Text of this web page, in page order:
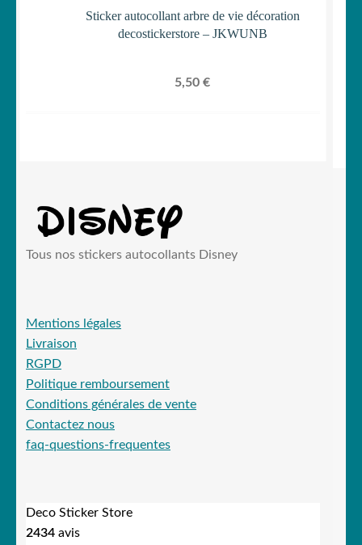
Sticker autocollant arbre de vie décoration
decostickerstore – JKWUNB
5,50 €
Tous nos stickers autocollants Disney
Mentions légales
Livraison
RGPD
Politique remboursement
Conditions générales de vente
Contactez nous
faq-questions-frequentes
Deco Sticker Store
2434 avis